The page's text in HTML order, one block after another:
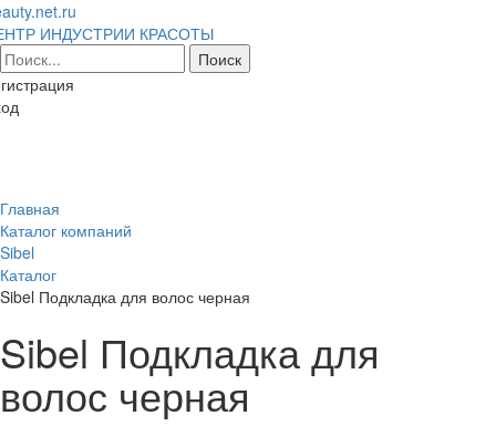
ИНДУСТРИИ КРАСОТЫ
Главная
Каталог компаний
Sibel
Каталог
Sibel Подкладка для волос черная
Sibel Подкладка для
волос черная